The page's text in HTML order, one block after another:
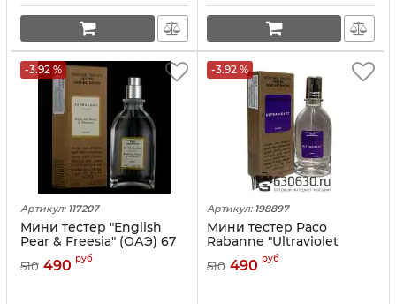
-3.92 %
Артикул: 117207
Мини тестер "English
Pear & Freesia" (ОАЭ) 67
510 490 руб
-3.92 %
Артикул: 198897
Мини тестер Paco
Rabanne "Ultraviolet
Woman" (ОАЭ) 67 ml
510 490 руб